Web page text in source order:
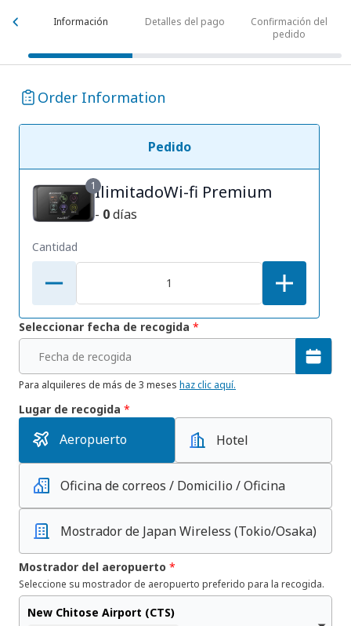
Información Detalles del pago
Confirmación del
pedido
Order Information
Pedido
1IlimitadoWi-fi Premium
- 0días
Cantidad
Seleccionar fecha de recogida *
Fecha de recogida
Para alquileres de más de 3 meses haz clic aquí.
Lugar de recogida *
Aeropuerto Hotel
Oficina de correos / Domicilio / Oficina
Mostrador de Japan Wireless (Tokio/Osaka)
Mostrador del aeropuerto *
Seleccione su mostrador de aeropuerto preferido para la recogida.
New Chitose Airport (CTS)